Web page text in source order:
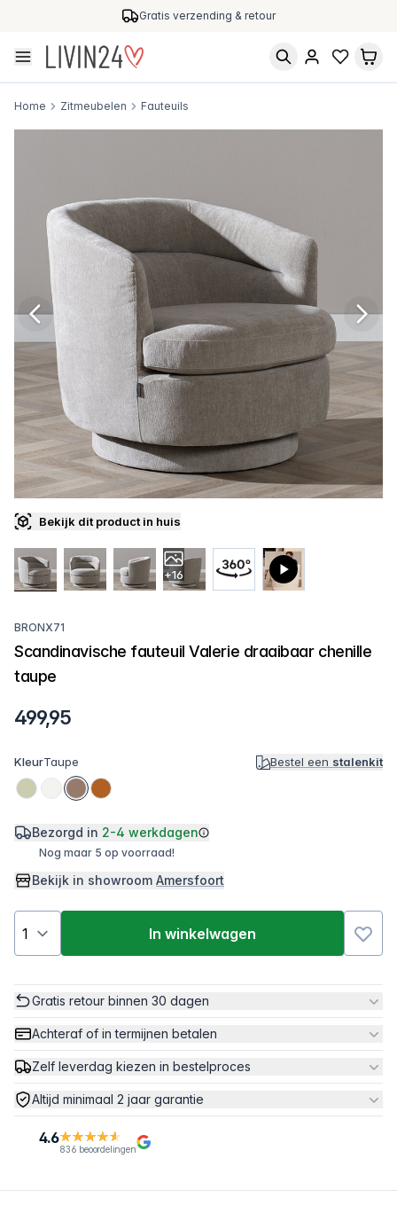
Gratis verzending & retour
Home Zitmeubelen Fauteuils
Bekijk dit product in huis
+16
BRONX71
Scandinavische fauteuil Valerie draaibaar chenille
taupe
499,95
KleurTaupe Bestel een stalenkit
Bezorgd in 2-4 werkdagen
Nog maar 5 op voorraad!
Bekijk in showroom Amersfoort
In winkelwagen
Gratis retour binnen 30 dagen
Achteraf of in termijnen betalen
Zelf leverdag kiezen in bestelproces
Altijd minimaal 2 jaar garantie
4.6
836 beoordelingen